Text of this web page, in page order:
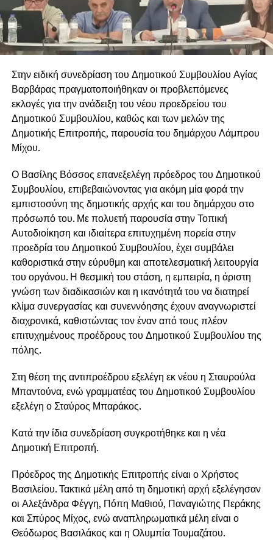
Στην ειδική συνεδρίαση του Δημοτικού Συμβουλίου Αγίας
Βαρβάρας πραγματοποιήθηκαν οι προβλεπόμενες
εκλογές για την ανάδειξη του νέου προεδρείου του
Δημοτικού Συμβουλίου, καθώς και των μελών της
Δημοτικής Επιτροπής, παρουσία του δημάρχου Λάμπρου
Μίχου.
Ο Βασίλης Βόσσος επανεξελέγη πρόεδρος του Δημοτικού
Συμβουλίου, επιβεβαιώνοντας για ακόμη μία φορά την
εμπιστοσύνη της δημοτικής αρχής και του δημάρχου στο
πρόσωπό του. Με πολυετή παρουσία στην Τοπική
Αυτοδιοίκηση και ιδιαίτερα επιτυχημένη πορεία στην
προεδρία του Δημοτικού Συμβουλίου, έχει συμβάλει
καθοριστικά στην εύρυθμη και αποτελεσματική λειτουργία
του οργάνου. Η θεσμική του στάση, η εμπειρία, η άριστη
γνώση των διαδικασιών και η ικανότητά του να διατηρεί
κλίμα συνεργασίας και συνεννόησης έχουν αναγνωριστεί
διαχρονικά, καθιστώντας τον έναν από τους πλέον
επιτυχημένους προέδρους του Δημοτικού Συμβουλίου της
πόλης.
Στη θέση της αντιπροέδρου εξελέγη εκ νέου η Σταυρούλα
Μπαντούνα, ενώ γραμματέας του Δημοτικού Συμβουλίου
εξελέγη ο Σταύρος Μπαράκος.
Κατά την ίδια συνεδρίαση συγκροτήθηκε και η νέα
Δημοτική Επιτροπή.
Πρόεδρος της Δημοτικής Επιτροπής είναι ο Χρήστος
Βασιλείου. Τακτικά μέλη από τη δημοτική αρχή εξελέγησαν
οι Αλεξάνδρα Φέγγη, Πόπη Μαθιού, Παναγιώτης Περάκης
και Σπύρος Μίχος, ενώ αναπληρωματικά μέλη είναι ο
Θεόδωρος Βασιλάκος και η Ολυμπία Τουμαζάτου.